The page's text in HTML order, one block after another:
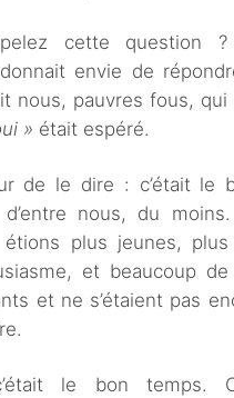
cette question
envie de
nous, pauvres fous, qui
» était espéré.
de le dire : c’était le
nous, du moins.
plus jeunes,
et beaucoup
et ne s’étaient pas
le bon temps.